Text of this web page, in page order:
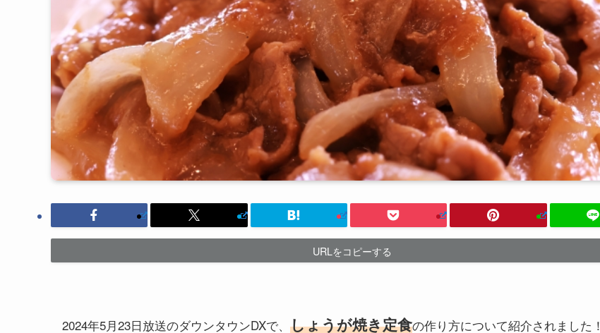
URLをコピーする
2024年5月23日放送のダウンタウンDXで、 しょうが焼き定食の作り方について紹介されました！